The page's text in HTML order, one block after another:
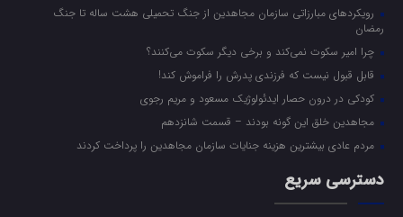
رویکرد‌های مبارزاتی سازمان مجاهدین از جنگ تحمیلی هشت ساله تا جنگ
رمضان
چرا امیر سکوت نمی‌کند و برخی دیگر سکوت می‌کنند؟
قابل قبول نیست که فرزندی پدرش را فراموش کند!
کودکی در درون حصار ایدئولوژیک مسعود و مریم رجوی
مجاهدین خلق این گونه بودند – قسمت شانزدهم
مردم عادی بیشترین هزینه جنایات سازمان مجاهدین را پرداخت کردند
دسترسی سریع